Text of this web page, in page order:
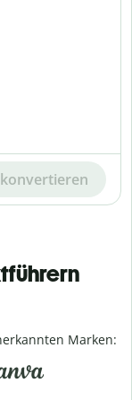
Marken: